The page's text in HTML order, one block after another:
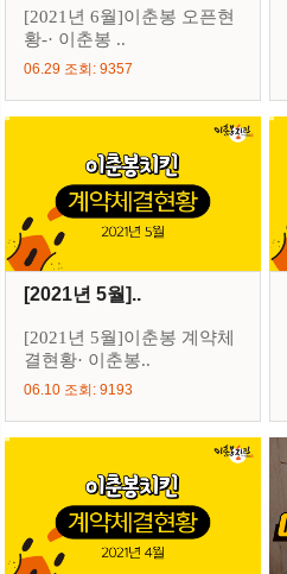
[2021년 6월]이춘봉 오픈현
황-· 이춘봉 ..
06.29 조회: 9357
[2021년 5월]..
[2021년 5월]이춘봉 계약체
결현황· 이춘봉..
06.10 조회: 9193